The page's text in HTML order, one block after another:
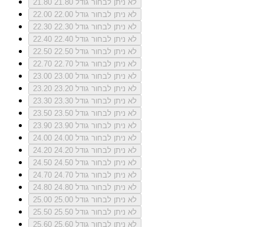
21.80
לא ניתן לבחור גודל 21.80
22.00
לא ניתן לבחור גודל 22.00
22.30
לא ניתן לבחור גודל 22.30
22.40
לא ניתן לבחור גודל 22.40
22.50
לא ניתן לבחור גודל 22.50
22.70
לא ניתן לבחור גודל 22.70
23.00
לא ניתן לבחור גודל 23.00
23.20
לא ניתן לבחור גודל 23.20
23.30
לא ניתן לבחור גודל 23.30
23.50
לא ניתן לבחור גודל 23.50
23.90
לא ניתן לבחור גודל 23.90
24.00
לא ניתן לבחור גודל 24.00
24.20
לא ניתן לבחור גודל 24.20
24.50
לא ניתן לבחור גודל 24.50
24.70
לא ניתן לבחור גודל 24.70
24.80
לא ניתן לבחור גודל 24.80
25.00
לא ניתן לבחור גודל 25.00
25.50
לא ניתן לבחור גודל 25.50
25.60
לא ניתן לבחור גודל 25.60